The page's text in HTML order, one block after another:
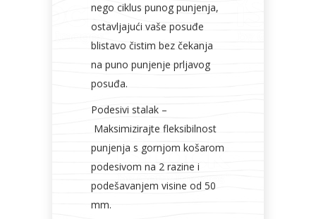
nego ciklus punog punjenja,
ostavljajući vaše posuđe
blistavo čistim bez čekanja
na puno punjenje prljavog
posuđa.
Podesivi stalak –
Maksimizirajte fleksibilnost
punjenja s gornjom košarom
podesivom na 2 razine i
podešavanjem visine od 50
mm.